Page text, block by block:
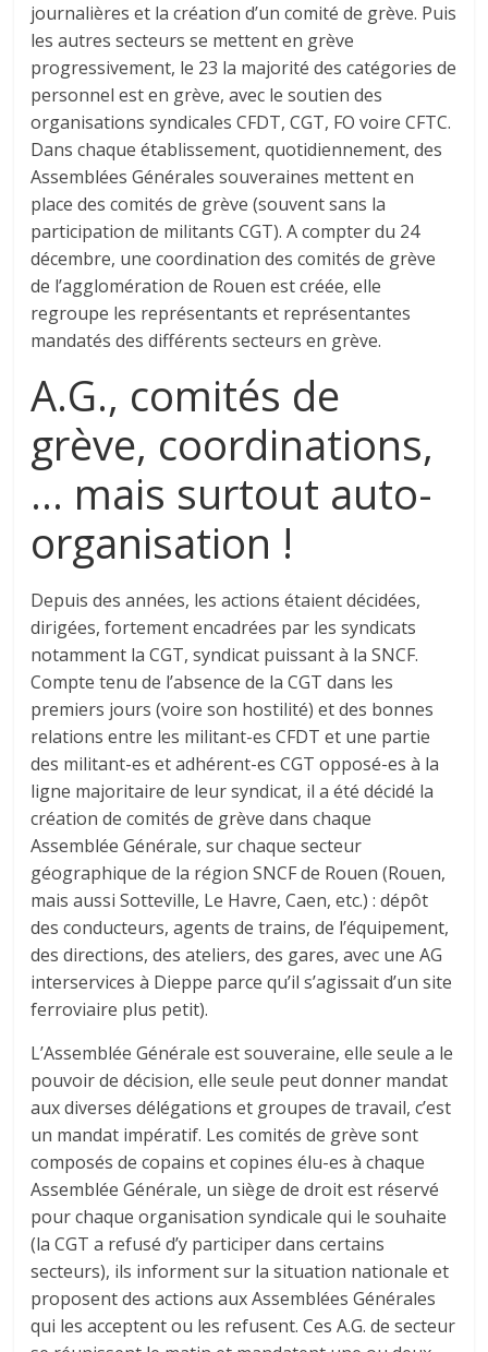
journalières et la création d’un comité de grève. Puis
les autres secteurs se mettent en grève
progressivement, le 23 la majorité des catégories de
personnel est en grève, avec le soutien des
organisations syndicales CFDT, CGT, FO voire CFTC.
Dans chaque établissement, quotidiennement, des
Assemblées Générales souveraines mettent en
place des comités de grève (souvent sans la
participation de militants CGT). A compter du 24
décembre, une coordination des comités de grève
de l’agglomération de Rouen est créée, elle
regroupe les représentants et représentantes
mandatés des différents secteurs en grève.
A.G., comités de
grève, coordinations,
… mais surtout auto-
organisation !
Depuis des années, les actions étaient décidées,
dirigées, fortement encadrées par les syndicats
notamment la CGT, syndicat puissant à la SNCF.
Compte tenu de l’absence de la CGT dans les
premiers jours (voire son hostilité) et des bonnes
relations entre les militant-es CFDT et une partie
des militant-es et adhérent-es CGT opposé-es à la
ligne majoritaire de leur syndicat, il a été décidé la
création de comités de grève dans chaque
Assemblée Générale, sur chaque secteur
géographique de la région SNCF de Rouen (Rouen,
mais aussi Sotteville, Le Havre, Caen, etc.) : dépôt
des conducteurs, agents de trains, de l’équipement,
des directions, des ateliers, des gares, avec une AG
interservices à Dieppe parce qu’il s’agissait d’un site
ferroviaire plus petit).
L’Assemblée Générale est souveraine, elle seule a le
pouvoir de décision, elle seule peut donner mandat
aux diverses délégations et groupes de travail, c’est
un mandat impératif. Les comités de grève sont
composés de copains et copines élu-es à chaque
Assemblée Générale, un siège de droit est réservé
pour chaque organisation syndicale qui le souhaite
(la CGT a refusé d’y participer dans certains
secteurs), ils informent sur la situation nationale et
proposent des actions aux Assemblées Générales
qui les acceptent ou les refusent. Ces A.G. de secteur